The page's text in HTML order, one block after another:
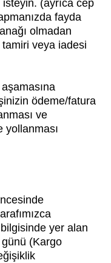
(ayrıca cep
fayda
olmadan
tamiri veya iadesi
ödeme/fatura
ve
yollanması
yer alan
(Kargo